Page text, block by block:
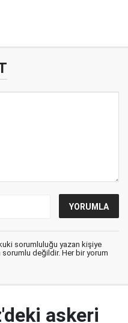
sorumluluğu yazan kişiye
sorumlu değildir. Her bir yorum
askeri